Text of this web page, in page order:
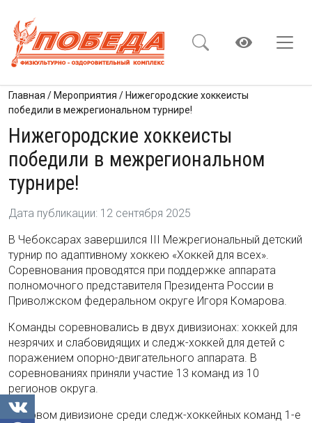
Главная / Мероприятия / Нижегородские хоккеисты
победили в межрегиональном турнире!
Нижегородские хоккеисты
победили в межрегиональном
турнире!
Дата публикации: 12 сентября 2025
В Чебоксарах завершился III Межрегиональный детский
турнир по адаптивному хоккею «Хоккей для всех».
Соревнования проводятся при поддержке аппарата
полномочного представителя Президента России в
Приволжском федеральном округе Игоря Комарова.
Команды соревновались в двух дивизионах: хоккей для
незрячих и слабовидящих и следж-хоккей для детей с
поражением опорно-двигательного аппарата. В
соревнованиях приняли участие 13 команд из 10
регионов округа.
В первом дивизионе среди следж-хоккейных команд 1-е